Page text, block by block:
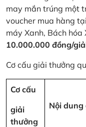
may mắn trúng một
voucher mua hàng
máy Xanh, Bách
10.000.000 đồng/
Cơ cấu giải thưởng
Cơ cấu
giải
thưởng
Nội